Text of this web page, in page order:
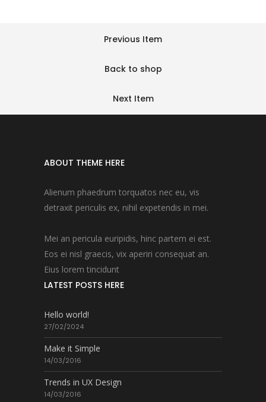
Previous Item
Back to shop
Next Item
ABOUT THEME HERE
Alienum phaedrum torquatos nec eu, vis
detraxit periculis ex, nihil expetendis in mei.
Mei an pericula euripidis, hinc partem ei est.
Eos ei nisl graecis, vix aperiri consequat an.
Eius lorem tincidunt
LATEST POSTS HERE
Hello world!
27/02/2024
Make it Simple
14/03/2016
Trends in UX Design
14/03/2016